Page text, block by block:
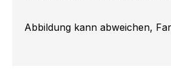
Abbildung kann abweichen,